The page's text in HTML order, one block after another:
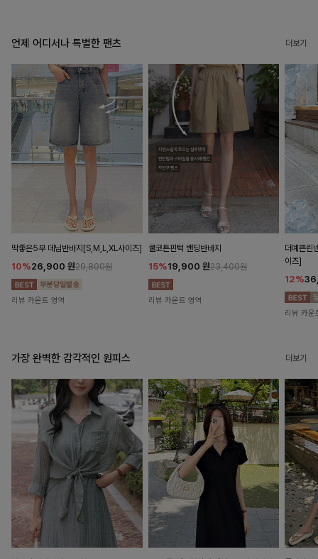
언제 어디서나 특별한 팬츠 더보기
딱좋은5부 데님반바지[S,M,L,XL사이즈]
10%26,900 원29,800원
리뷰 카운트 영역
쿨코튼핀턱 밴딩반바지
15%19,900 원23,400원
리뷰 카운트 영역
더예쁜린
이즈]
12%
리뷰 카운
가장 완벽한 감각적인 원피스 더보기